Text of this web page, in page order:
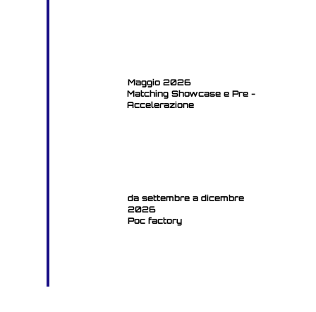
Maggio 2026
Matching Showcase e Pre -
Accelerazione
da settembre a dicembre
2026
Poc factory